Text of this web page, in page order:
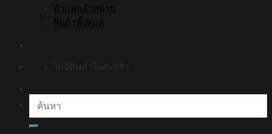
ตัวแทนจำหน่าย
สินค้าทั้งหมด
ค้นหา: